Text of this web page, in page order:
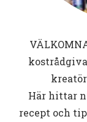
Här hittar
recept och